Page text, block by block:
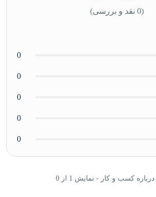
(0 نقد و بررسی)
0
0
0
0
0